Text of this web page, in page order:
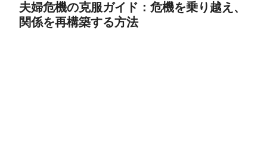
夫婦危機の克服ガイド：危機を乗り越え、
関係を再構築する方法